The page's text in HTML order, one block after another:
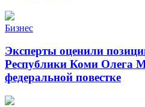
Бизнес
Эксперты оценили
Республики Коми Олега
федеральной повестке